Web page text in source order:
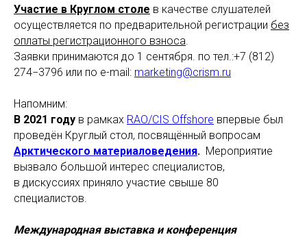
Участие в Круглом столе в качестве слушателей
осуществляется по предварительной регистрации без
оплаты регистрационного взноса.
Заявки принимаются до 1 сентября. по тел.:+7 (812)
274−3796 или по e-mail: marketing@crism.ru
Напомним:
В 2021 году в рамках RAO/CIS Offshore впервые был
проведён Круглый стол, посвящённый вопросам
Арктического материаловедения. Мероприятие
вызвало большой интерес специалистов,
в дискуссиях приняло участие свыше 80
специалистов.
Международная выставка и конференция